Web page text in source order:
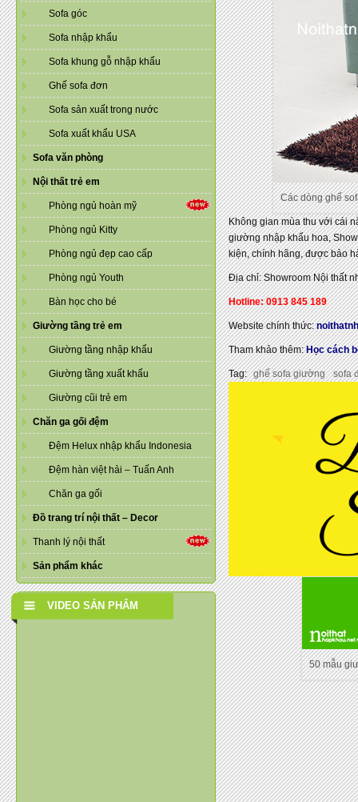
Sofa góc
Sofa nhập khẩu
Sofa khung gỗ nhập khẩu
Ghế sofa đơn
Sofa sản xuất trong nước
Sofa xuất khẩu USA
Sofa văn phòng
Nội thất trẻ em
Phòng ngủ hoàn mỹ
Phòng ngủ Kitty
Phòng ngủ đẹp cao cấp
Phòng ngủ Youth
Bàn học cho bé
Giường tầng trẻ em
Giường tầng nhập khẩu
Giường tầng xuất khẩu
Giường cũi trẻ em
Chăn ga gối đệm
Đệm Helux nhập khẩu Indonesia
Đệm hàn việt hải – Tuấn Anh
Chăn ga gối
Đồ trang trí nội thất – Decor
Thanh lý nội thất
Sản phẩm khác
VIDEO SẢN PHẨM
Các dòng ghế
Không gian mùa thu với cái
giường nhập khẩu hoa,
kiện, chính hãng, được bảo
Địa chỉ: Showroom Nội thất
Hotline: 0913 845 189
Website chính thức:
Tham khảo thêm:Học cách
Tag: ghế sofa giường sofa
50 mẫu